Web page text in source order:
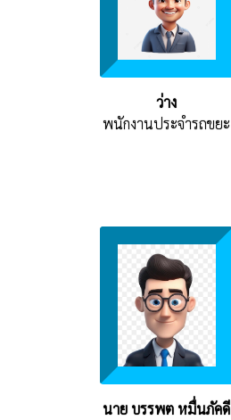
ว่าง
พนักงานประจำรถขยะ
นาย บรรพต หมื่นภัคดี